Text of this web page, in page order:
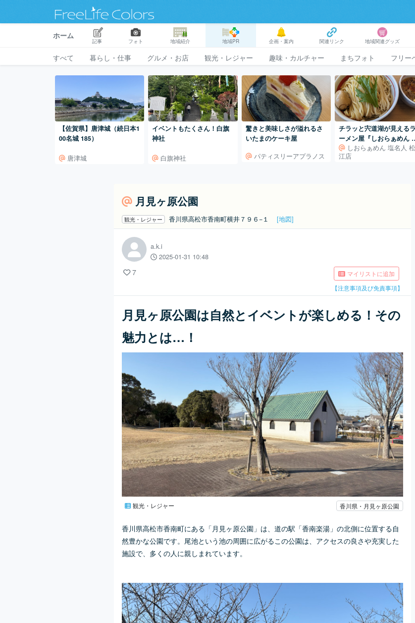
ホーム
記事 フォト 地域紹介 地域PR 企画・案内 関連リンク 地域関連グッズ
すべて 暮らし・仕事 グルメ・お店 観光・レジャー 趣味・カルチャー まちフォト フリー
【佐賀県】唐津城（続日本1
00名城 185）
唐津城
イベントもたくさん！白旗
神社
白旗神社
驚きと美味しさが溢れるさ
いたまのケーキ屋
パティスリーアプラノス
チラッと宍道湖が見えるラ
ーメン屋『しおらぁめん
名人 』しおらぁめん 塩名人 松
江店
月見ヶ原公園
観光・レジャー 香川県高松市香南町横井７９６−１ [地図]
a.k.i
2025-01-31 10:48
7
マイリストに追加
【注意事項及び免責事項】
月見ヶ原公園は自然とイベントが楽しめる！その
魅力とは…！
観光・レジャー 香川県・月見ヶ原公園
香川県高松市香南町にある「月見ヶ原公園」は、道の駅「香南楽湯」の北側に位置する自
然豊かな公園です。尾池という池の周囲に広がるこの公園は、アクセスの良さや充実した
施設で、多くの人に親しまれています。